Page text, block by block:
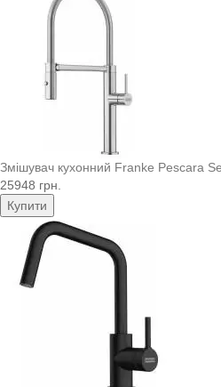
Змішувач кухонний Franke Pescara
25948 грн.
Купити